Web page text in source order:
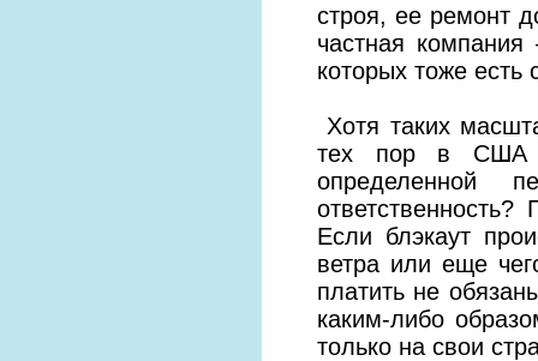
строя, ее ремонт
частная
которых тоже есть
Хотя таких
тех пор в США
определенной
Если блэкаут
ветра или еще
платить не
каким-либо
только на свои